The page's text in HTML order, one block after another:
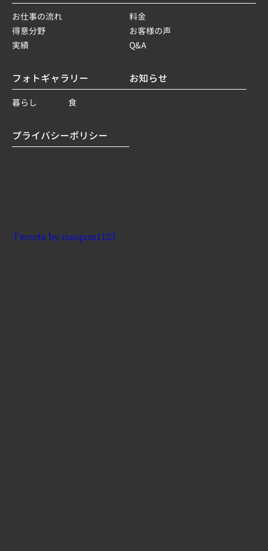
お仕事の流れ
料金
得意分野
お客様の声
実績
Q&A
フォトギャラリー
暮らし 食
お知らせ
プライバシーポリシー
Tweets by naopon1123